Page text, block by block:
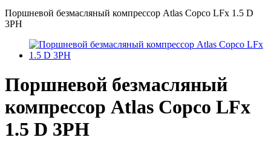
Поршневой безмасляный компрессор Atlas Copco LFx 1.5 D
3PH
Поршневой безмасляный
компрессор Atlas Copco LFx
1.5 D 3PH